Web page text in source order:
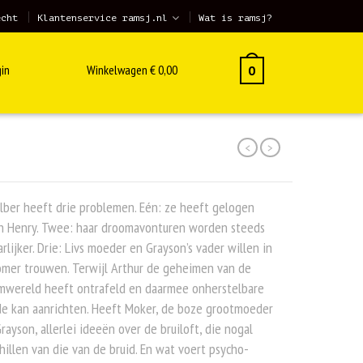
Klantenservice ramsj.nl Wat is ramsj?
Winkelwagen €0,00 0
< >
heeft drie problemen. Eén: ze heeft gelogen
Henry. Twee: haar droomavonturen worden steeds
Drie: Livs moeder en Grayson’s vader willen in
trouwen. Terwijl Arthur de geheimen van de
heeft ontrafeld en daarmee onherstelbare
kan aanrichten. Heeft Moker, de boze grootmoeder
allerlei ideeën over de bruiloft, die nogal
van die van de bruid. En wat voert psycho-